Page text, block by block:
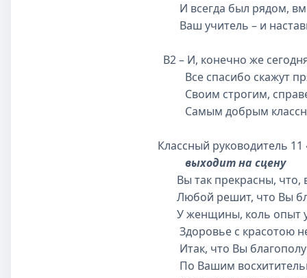
И всегда был рядом,
Ваш учитель – и
В2 – И, конечно же
Все спасибо скажут
Своим строгим,
Самым добрым
Классный руководитель
выходит на сцену
Вы так прекрасны, что,
Любой решит, что Вы
У женщины, коль опыт
Здоровье с красотою
Итак, что Вы
По Вашим